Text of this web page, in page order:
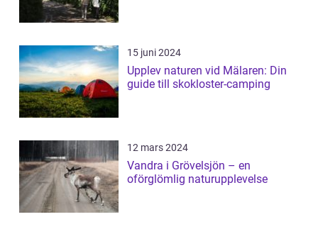
15 juni 2024
Upplev naturen vid Mälaren: Din
guide till skokloster-camping
12 mars 2024
Vandra i Grövelsjön – en
oförglömlig naturupplevelse